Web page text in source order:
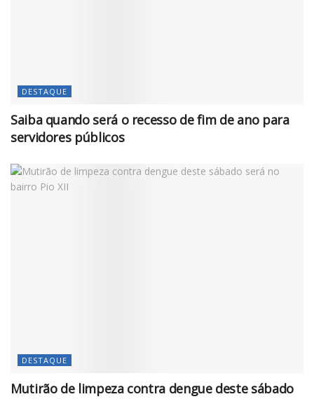
DESTAQUE
Saiba quando será o recesso de fim de ano para
servidores públicos
DESTAQUE
Mutirão de limpeza contra dengue deste sábado